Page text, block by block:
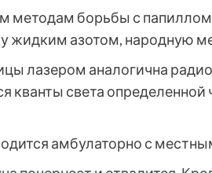
методам борьбы с
жидким азотом, народную
лазером аналогична
кванты света
амбулаторно с